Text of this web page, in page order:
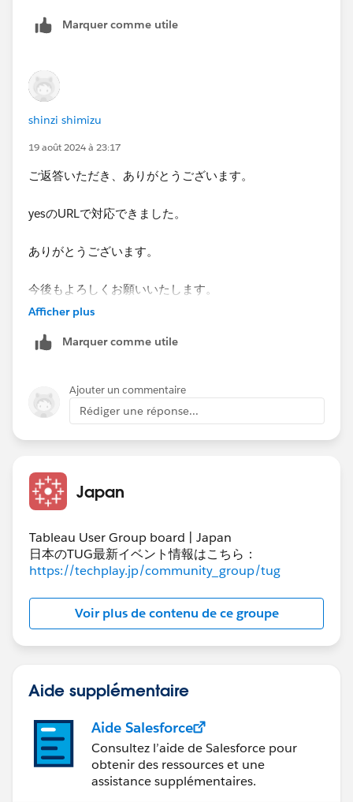
Marquer comme utile
shinzi shimizu
19 août 2024 à 23:17
ご返答いただき、ありがとうございます。
yesのURLで対応できました。
ありがとうございます。
今後もよろしくお願いいたします。
Afficher plus
Marquer comme utile
Ajouter un commentaire
Rédiger une réponse...
Japan
Tableau User Group board | Japan
日本のTUG最新イベント情報はこちら：
https://techplay.jp/community_group/tug
Voir plus de contenu de ce groupe
Aide supplémentaire
Aide Salesforce
Consultez l’aide de Salesforce pour
obtenir des ressources et une
assistance supplémentaires.